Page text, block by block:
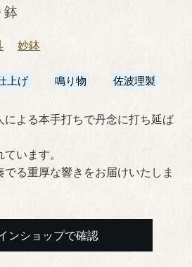
妙鉢
上げ 鳴り物 佐波理製
よる本手打ちで丹念に打ち延ば
います。
る重厚な響きをお届けいたしま
ンショップで確認